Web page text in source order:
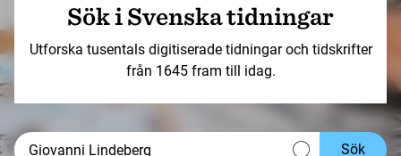
Sök i Svenska tidningar
Utforska tusentals digitiserade tidningar och tidskrifter
från 1645 fram till idag.
Sök